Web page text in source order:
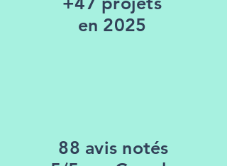
en 2025
88 avis notés